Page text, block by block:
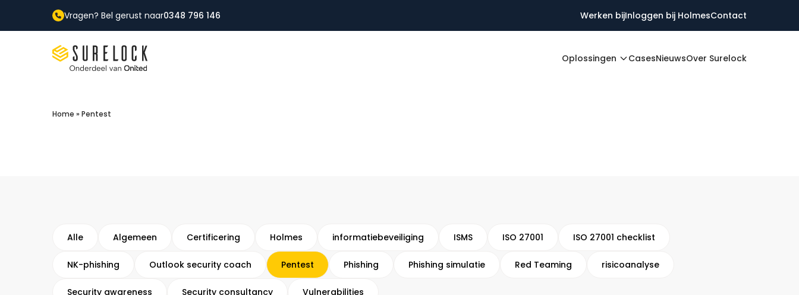
Vragen? Bel gerust naar0348 796 146 Werken bijInloggen bij HolmesContact
Surelock IT Security Services
Oplossingen CasesNieuwsOver Surelock
Home » Pentest
Alle Algemeen Certificering Holmes informatiebeveiliging ISMS ISO 27001 ISO 27001 checklist
NK-phishing Outlook security coach Pentest Phishing Phishing simulatie Red Teaming risicoanalyse
Security awareness Security consultancy Vulnerabilities